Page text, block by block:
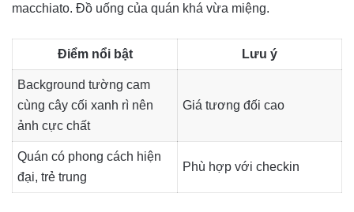
macchiato. Đồ uống của quán khá vừa miệng.
Điểm nổi bật Lưu ý
Background tường cam
cùng cây cối xanh rì nên
ảnh cực chất
Giá tương đối cao
Quán có phong cách hiện
đại, trẻ trung
Phù hợp với checkin